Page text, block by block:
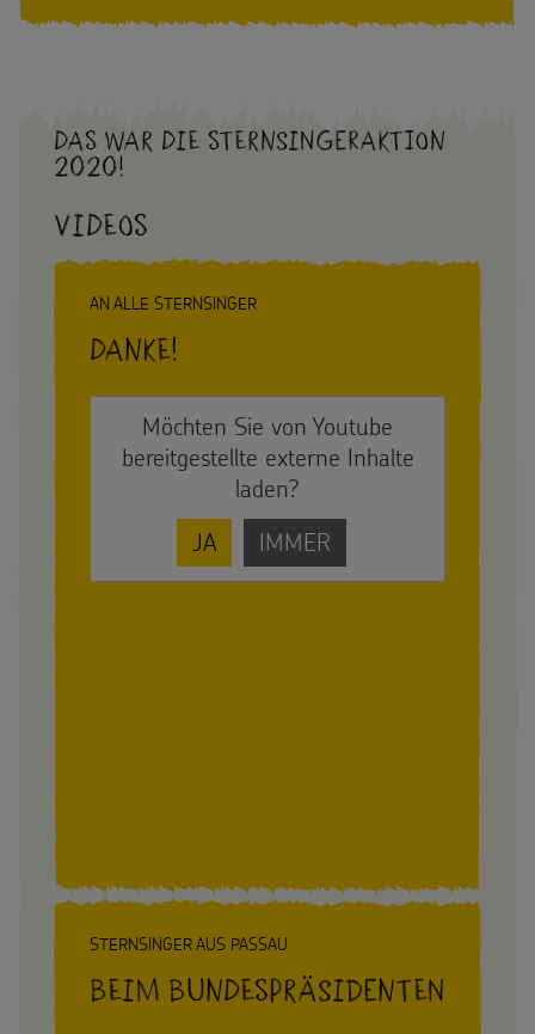
Das war die Sternsingeraktion
2020!
Videos
AN ALLE STERNSINGER
Danke!
Möchten Sie von Youtube
bereitgestellte externe Inhalte
laden?
JA
IMMER
STERNSINGER AUS PASSAU
Beim Bundespräsidenten